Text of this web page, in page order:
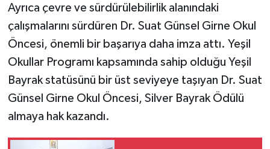
Ayrıca çevre ve sürdürülebilirlik alanındaki
çalışmalarını sürdüren Dr. Suat Günsel Girne Okul
Öncesi, önemli bir başarıya daha imza attı. Yeşil
Okullar Programı kapsamında sahip olduğu Yeşil
Bayrak statüsünü bir üst seviyeye taşıyan Dr. Suat
Günsel Girne Okul Öncesi, Silver Bayrak Ödülü
almaya hak kazandı.